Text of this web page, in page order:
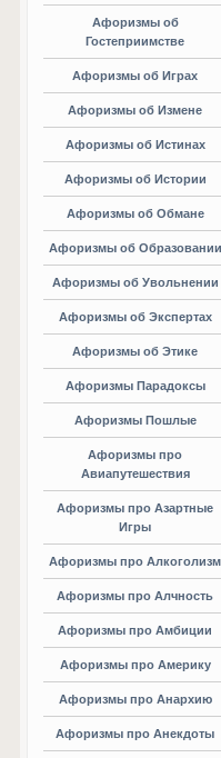
Афоризмы об
Гостеприимстве
Афоризмы об Играх
Афоризмы об Измене
Афоризмы об Истинах
Афоризмы об Истории
Афоризмы об Обмане
Афоризмы об Образовании
Афоризмы об Увольнении
Афоризмы об Экспертах
Афоризмы об Этике
Афоризмы Парадоксы
Афоризмы Пошлые
Афоризмы про
Авиапутешествия
Афоризмы про Азартные
Игры
Афоризмы про Алкоголизм
Афоризмы про Алчность
Афоризмы про Амбиции
Афоризмы про Америку
Афоризмы про Анархию
Афоризмы про Анекдоты